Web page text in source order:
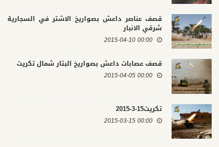
قصف عناصر داعش بصواريخ الاشتر في السجارية
شرقي الانبار
00:00 2015-04-10
قصف عصابات داعش بصواريخ البتار شمال تكريت
00:00 2015-04-05
تكريت15-3-2015
00:00 2015-03-15